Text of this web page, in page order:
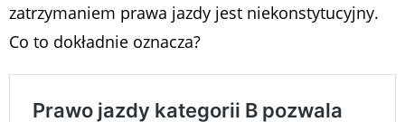
zatrzymaniem prawa jazdy jest niekonstytucyjny.
Co to dokładnie oznacza?